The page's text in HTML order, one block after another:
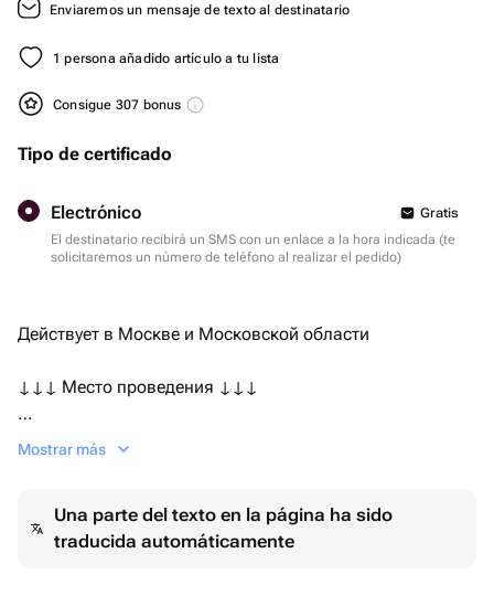
Enviaremos un mensaje de texto al destinatario
1 persona añadido artículo a tu lista
Consigue 307 bonus
Tipo de certificado
Electrónico
Gratis
El destinatario recibirá un SMS con un enlace a la hora indicada (te
solicitaremos un número de teléfono al realizar el pedido)
Действует в Москве и Московской области
↓↓↓ Место проведения ↓↓↓
✓ Срок действия: 1 год с момента покупки
✓ Обладатель подарка может обменять услугу на
любое другое впечатление в пределах стоимости
Mostrar más
Una parte del texto en la página ha sido
traducida automáticamente